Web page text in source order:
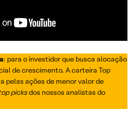
: para o investidor que busca alocação
de crescimento. A carteira Top
pelas ações de menor valor de
picksdos nossos analistas do